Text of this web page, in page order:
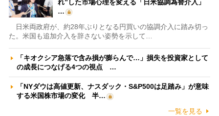
れ”した市場心理を変える「日米協調為替介入」
…
日米両政府が、約28年ぶりとなる円買いの協調介入に踏み切っ
た。米国も追加介入を辞さない姿勢を示して…
「キオクシア急落で含み損が膨らんで…」損失を投資家として
の成長につなげる4つの視点 …
「NYダウは高値更新、ナスダック・S&P500は足踏み」が意味
する米国株市場の変化 半…
一覧を見る